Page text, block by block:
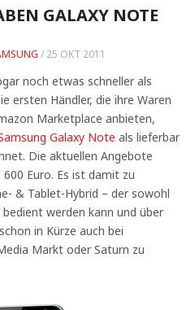
GALAXY NOTE
/ 25 OKT 2011
noch etwas schneller als
ersten Händler, die ihre Waren
Marketplace anbieten,
Galaxy Note als lieferbar
Die aktuellen Angebote
Euro. Es ist damit zu
& Tablet-Hybrid – der sowohl
werden kann und über
in Kürze auch bei
Markt oder Saturn zu